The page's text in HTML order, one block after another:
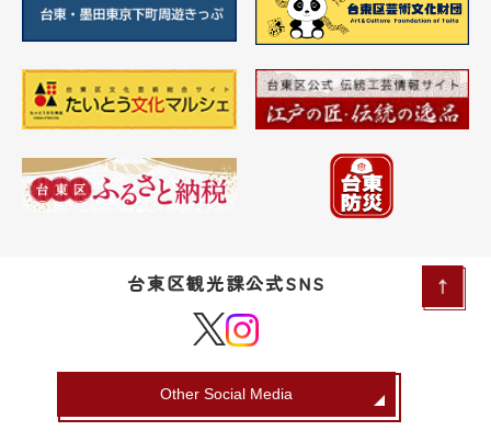
台東区観光課公式SNS
Other Social Media